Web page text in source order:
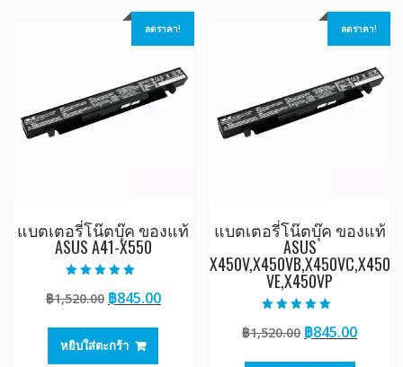
ลดราคา!
แบตเตอรี่โน๊ตบุ๊ค ของแท้
ASUS A41-X550
5.00
ตั้งแต่ 1-5
฿1,520.00 Original
was:
฿1,520.00.
฿845.00Current
หยิบใส่ตะกร้า
ลดราคา!
แบตเตอรี่โน๊ตบุ๊ค ของแท้
ASUS
X450V,X450VB,X450VC,X450
VE,X450VP
5.00
ตั้งแต่ 1-5
฿1,520.00 Original
฿845.00